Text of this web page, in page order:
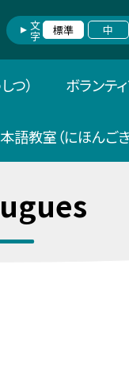
文字 標準 中
つ） ボランテ
語教室（にほんごき